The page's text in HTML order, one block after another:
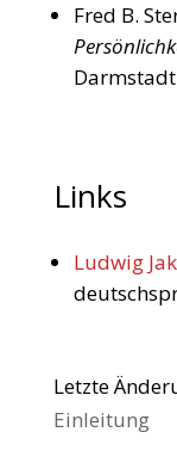
Fred B.
Links
Ludwig
Letzte
Einleitung